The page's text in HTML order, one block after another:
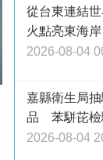
從台東連結
火點亮東海岸
2026-08-04
嘉縣衛生局
品 苯駢芘檢
2026-08-04